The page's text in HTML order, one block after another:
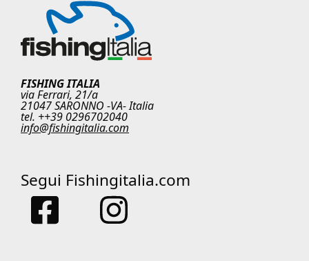
FISHING ITALIA
via Ferrari, 21/a
21047 SARONNO -VA- Italia
tel. ++39 0296702040
info@fishingitalia.com
Segui Fishingitalia.com